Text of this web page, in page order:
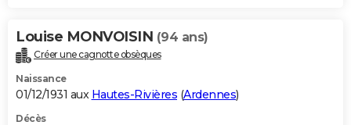
Louise MONVOISIN (94 ans)
Créer une cagnotte obsèques
Naissance
01/12/1931 aux Hautes-Rivières (Ardennes)
Décès